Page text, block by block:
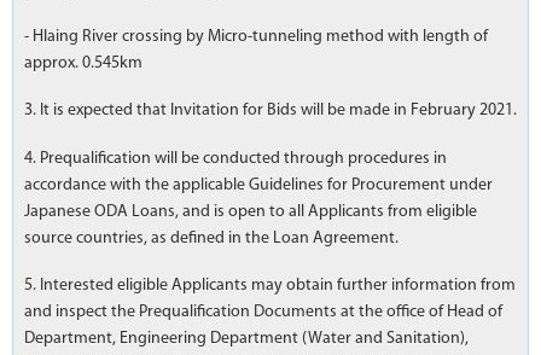
- Hlaing River crossing by Micro-tunneling method with length of
approx. 0.545km
3. It is expected that Invitation for Bids will be made in February 2021.
4. Prequalification will be conducted through procedures in
accordance with the applicable Guidelines for Procurement under
Japanese ODA Loans, and is open to all Applicants from eligible
source countries, as defined in the Loan Agreement.
5. Interested eligible Applicants may obtain further information from
and inspect the Prequalification Documents at the office of Head of
Department, Engineering Department (Water and Sanitation),